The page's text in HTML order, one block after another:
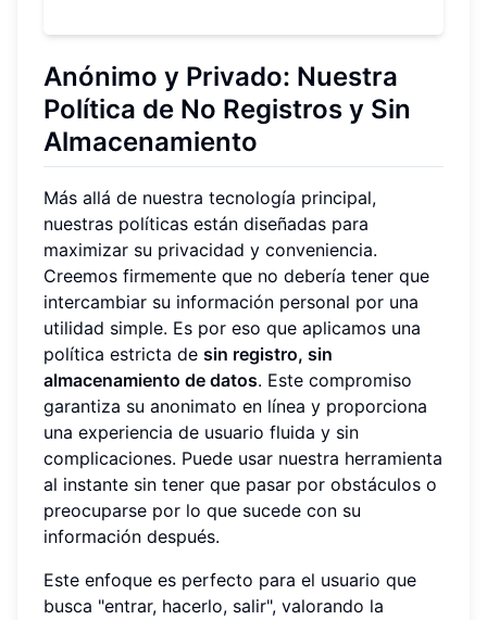
Anónimo y Privado: Nuestra
Política de No Registros y Sin
Almacenamiento
Más allá de nuestra tecnología principal,
nuestras políticas están diseñadas para
maximizar su privacidad y conveniencia.
Creemos firmemente que no debería tener que
intercambiar su información personal por una
utilidad simple. Es por eso que aplicamos una
política estricta de sin registro, sin
almacenamiento de datos. Este compromiso
garantiza su anonimato en línea y proporciona
una experiencia de usuario fluida y sin
complicaciones. Puede usar nuestra herramienta
al instante sin tener que pasar por obstáculos o
preocuparse por lo que sucede con su
información después.
Este enfoque es perfecto para el usuario que
busca "entrar, hacerlo, salir", valorando la